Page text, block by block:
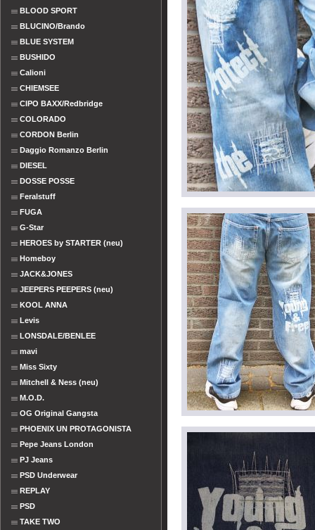
BLOOD SPORT
BLUCINO/Brando
BLUE SYSTEM
BUSHIDO
Calioni
CHIEMSEE
CIPO BAXX/Redbridge
COLORADO
CORDON Berlin
Daggio Romanzo Berlin
DIESEL
DOSSE POSSE
Feralstuff
FUGA
G-Star
HEROES by STARTER (neu)
Homeboy
JACK&JONES
JEEPERS PEEPERS (neu)
KOOL ANNA
Levis
LONSDALE/BENLEE
mavi
Miss Sixty
Mitchell & Ness (neu)
M.O.D.
OG Original Gangsta
PHOENIX UN PROTAGONISTA
Pepe Jeans London
PJ Jeans
PSD Underwear
REPLAY
PSD
TAKE TWO